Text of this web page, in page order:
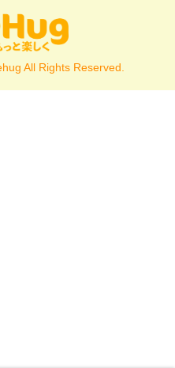
All Rights Reserved.